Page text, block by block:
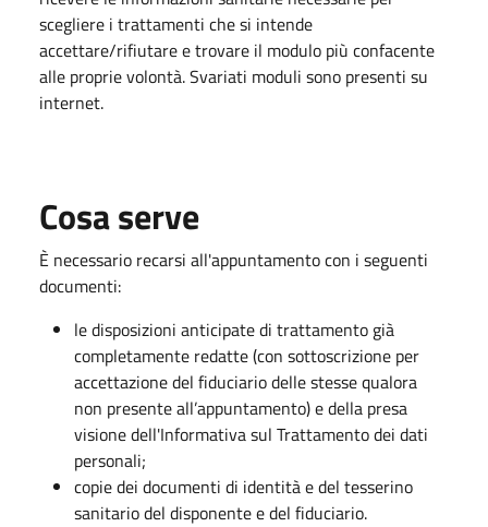
scegliere i trattamenti che si intende
accettare/rifiutare e trovare il modulo più confacente
alle proprie volontà. Svariati moduli sono presenti su
internet.
Cosa serve
È necessario recarsi all'appuntamento con i seguenti
documenti:
le disposizioni anticipate di trattamento già
completamente redatte (con sottoscrizione per
accettazione del fiduciario delle stesse qualora
non presente all’appuntamento) e della presa
visione dell'Informativa sul Trattamento dei dati
personali;
copie dei documenti di identità e del tesserino
sanitario del disponente e del fiduciario.